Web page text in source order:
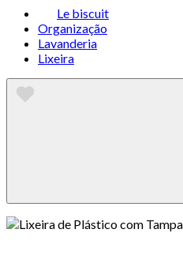
Le biscuit
Organização
Lavanderia
Lixeira